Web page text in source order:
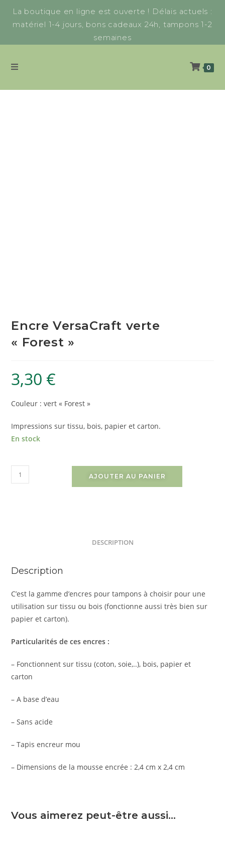
La boutique en ligne est ouverte ! Délais actuels :
matériel 1-4 jours, bons cadeaux 24h, tampons 1-2
semaines
0
Encre VersaCraft verte
« Forest »
3,30 €
Couleur : vert « Forest »
Impressions sur tissu, bois, papier et carton.
En stock
AJOUTER AU PANIER
DESCRIPTION
Description
C’est la gamme d’encres pour tampons à choisir pour une
utilisation sur tissu ou bois (fonctionne aussi très bien sur
papier et carton).
Particularités de ces encres :
– Fonctionnent sur tissu (coton, soie,..), bois, papier et
carton
– A base d’eau
– Sans acide
– Tapis encreur mou
– Dimensions de la mousse encrée : 2,4 cm x 2,4 cm
Vous aimerez peut-être aussi…